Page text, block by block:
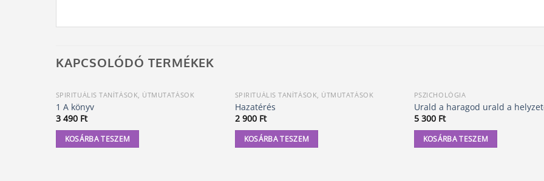
KAPCSOLÓDÓ TERMÉKEK
SPIRITUÁLIS TANÍTÁSOK, ÚTMUTATÁSOK
1 A könyv
3 490 Ft
KOSÁRBA TESZEM
SPIRITUÁLIS TANÍTÁSOK, ÚTMUTATÁSOK
Hazatérés
2 900 Ft
KOSÁRBA TESZEM
PSZICHOLÓGIA
Urald a haragod urald a
5 300 Ft
KOSÁRBA TESZEM